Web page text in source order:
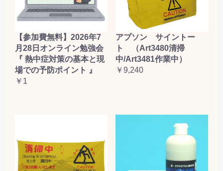
【参加費無料】2026年7
月28日オンライン勉強会
『 熱中症対策の基本と現
場での予防ポイント 』
￥1
アプソン サイントー
ト （Art3480清掃
中/Art3481作業中）
￥9,240